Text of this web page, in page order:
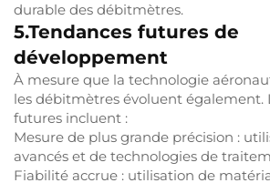
durable des débitmètres.
5.Tendances futures de
développement
À mesure que la technologie
les débitmètres évoluent également.
futures incluent :
Mesure de plus grande précision :
avancés et de technologies de
Fiabilité accrue : utilisation de